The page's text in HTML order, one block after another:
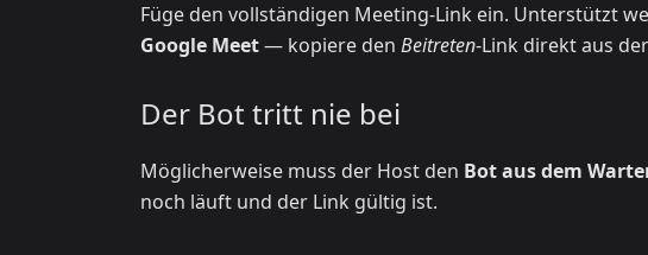
Füge den vollständigen Meeting-Link ein. Unterstützt
Google Meet— kopiere den Beitreten-Link direkt aus
Der Bot tritt nie bei
Möglicherweise muss der Host den Bot aus dem
noch läuft und der Link gültig ist.